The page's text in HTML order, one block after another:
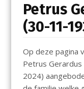
Petrus
(30-11-
Op deze pagina
Petrus
2024)